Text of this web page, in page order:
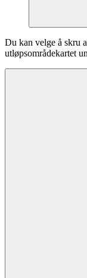
Du kan velge å skru
utløpsområdekartet